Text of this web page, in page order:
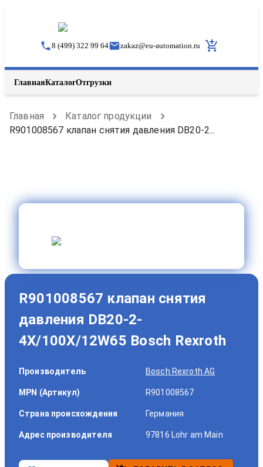
8 (499) 322 99 64 zakaz@eu-automation.ru
ГлавнаяКаталогОтгрузки
Главная
Каталог продукции
R901008567 клапан снятия давления DB20-2...
R901008567 клапан снятия
давления DB20-2-
4X/100X/12W65 Bosch Rexroth
Производитель Bosch Rexroth AG
MPN (Артикул) R901008567
Страна происхождения Германия
Адрес производителя 97816 Lohr am Main